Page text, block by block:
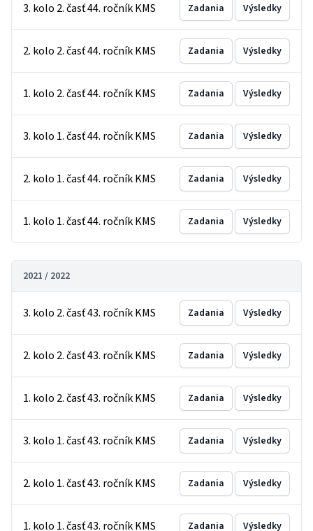
3. kolo 2. časť 44. ročník KMS Zadania Výsledky
2. kolo 2. časť 44. ročník KMS Zadania Výsledky
1. kolo 2. časť 44. ročník KMS Zadania Výsledky
3. kolo 1. časť 44. ročník KMS Zadania Výsledky
2. kolo 1. časť 44. ročník KMS Zadania Výsledky
1. kolo 1. časť 44. ročník KMS Zadania Výsledky
2021 / 2022
3. kolo 2. časť 43. ročník KMS Zadania Výsledky
2. kolo 2. časť 43. ročník KMS Zadania Výsledky
1. kolo 2. časť 43. ročník KMS Zadania Výsledky
3. kolo 1. časť 43. ročník KMS Zadania Výsledky
2. kolo 1. časť 43. ročník KMS Zadania Výsledky
1. kolo 1. časť 43. ročník KMS Zadania Výsledky